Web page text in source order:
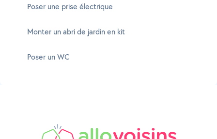
Poser une prise électrique
Monter un abri de jardin en kit
Poser un WC